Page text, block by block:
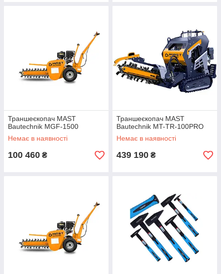
Траншеєкопач MAST
Bautechnik MGF-1500
Немає в наявності
100 460 ₴
Траншеєкопач MAST
Bautechnik MT-TR-100PRO
Немає в наявності
439 190 ₴